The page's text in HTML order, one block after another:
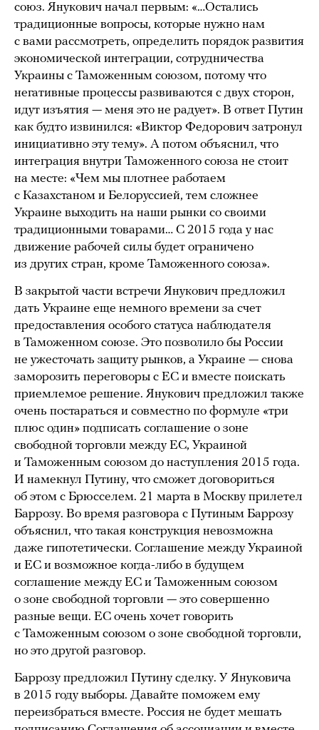
союз. Янукович начал первым: «…Остались
традиционные вопросы, которые нужно нам
с вами рассмотреть, определить порядок развития
экономической интеграции, сотрудничества
Украины с Таможенным союзом, потому что
негативные процессы развиваются с двух сторон,
идут изъятия — меня это не радует». В ответ Путин
как будто извинился: «Виктор Федорович затронул
инициативно эту тему». А потом объяснил, что
интеграция внутри Таможенного союза не стоит
на месте: «Чем мы плотнее работаем
с Казахстаном и Белоруссией, тем сложнее
Украине выходить на наши рынки со своими
традиционными товарами… С 2015 года у нас
движение рабочей силы будет ограничено
из других стран, кроме Таможенного союза».
В закрытой части встречи Янукович предложил
дать Украине еще немного времени за счет
предоставления особого статуса наблюдателя
в Таможенном союзе. Это позволило бы России
не ужесточать защиту рынков, а Украине — снова
заморозить переговоры с ЕС и вместе поискать
приемлемое решение. Янукович предложил также
очень постараться и совместно по формуле «три
плюс один» подписать соглашение о зоне
свободной торговли между ЕС, Украиной
и Таможенным союзом до наступления 2015 года.
И намекнул Путину, что сможет договориться
об этом с Брюсселем. 21 марта в Москву прилетел
Баррозу. Во время разговора с Путиным Баррозу
объяснил, что такая конструкция невозможна
даже гипотетически. Соглашение между Украиной
и ЕС и возможное когда-либо в будущем
соглашение между ЕС и Таможенным союзом
о зоне свободной торговли — это совершенно
разные вещи. ЕС очень хочет говорить
с Таможенным союзом о зоне свободной торговли,
но это другой разговор.
Баррозу предложил Путину сделку. У Януковича
в 2015 году выборы. Давайте поможем ему
переизбраться вместе. Россия не будет мешать